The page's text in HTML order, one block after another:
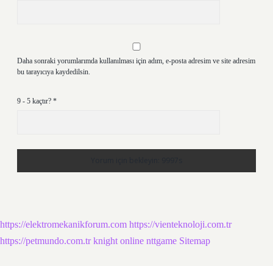
Daha sonraki yorumlarımda kullanılması için adım, e-posta adresim ve site adresim
bu tarayıcıya kaydedilsin.
9 - 5 kaçtır? *
https://elektromekanikforum.com https://vienteknoloji.com.tr
https://petmundo.com.tr knight online nttgame Sitemap